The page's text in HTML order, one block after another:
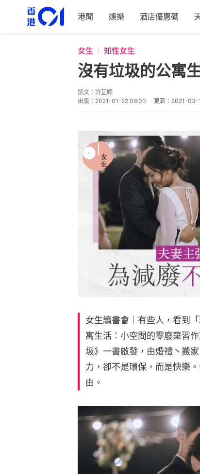
港聞 娛樂 酒店優惠碼
女生 知性女生
沒有垃圾的公寓
撰文： 許芷婷
出版： 2021-01-22 08:00 更新： 2021-03-
女生讀書會｜有些人，看到
寓生活：小空間的零廢棄習
圾》一書啟發，由婚禮丶搬
力，卻不是環保，而是快樂
由。